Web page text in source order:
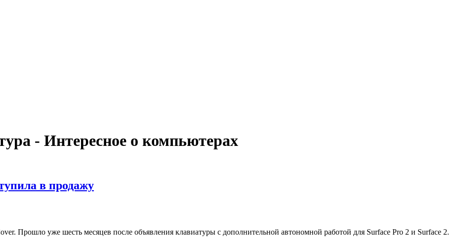
- Интересное о компьютерах
в продажу
Прошло уже шесть месяцев после объявления клавиатуры с дополнительной автономной работой для Surface Pro 2 и Surface 2.